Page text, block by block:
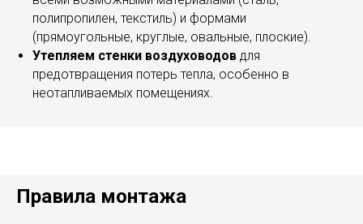
полипропилен, текстиль) и формами
(прямоугольные, круглые, овальные, плоские).
Утепляем стенки воздуховодов для
предотвращения потерь тепла, особенно в
неотапливаемых помещениях.
Правила монтажа